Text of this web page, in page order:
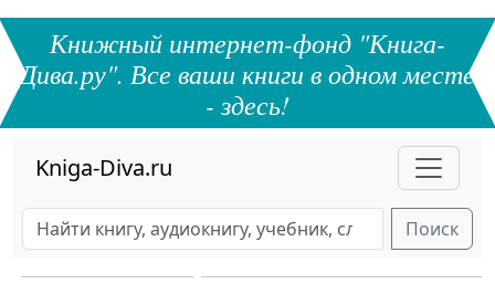
Книжный интернет-фонд "Книга-
Дива.ру". Все ваши книги в одном месте
- здесь!
Kniga-Diva.ru
Поиск